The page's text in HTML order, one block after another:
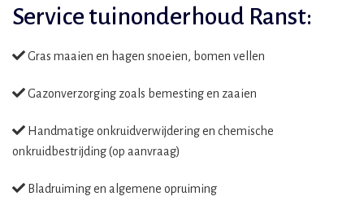
Service tuinonderhoud Ranst:
Gras maaien en hagen snoeien, bomen vellen
Gazonverzorging zoals bemesting en zaaien
Handmatige onkruidverwijdering en chemische
onkruidbestrijding (op aanvraag)
Bladruiming en algemene opruiming